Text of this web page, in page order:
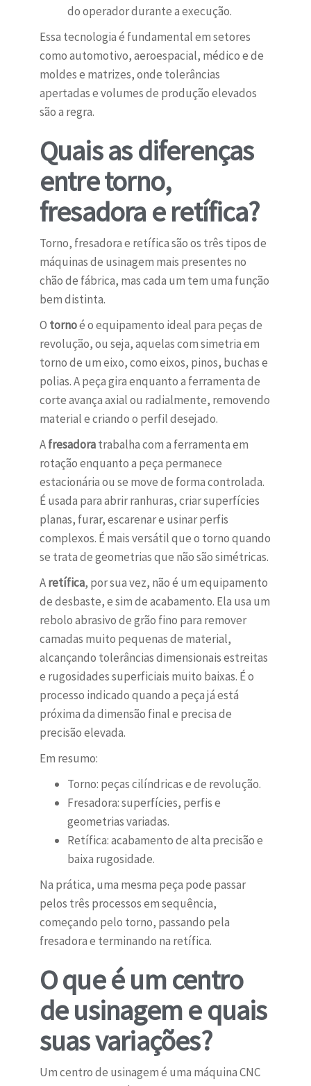
do operador durante a execução.
Essa tecnologia é fundamental em setores
como automotivo, aeroespacial, médico e de
moldes e matrizes, onde tolerâncias
apertadas e volumes de produção elevados
são a regra.
Quais as diferenças
entre torno,
fresadora e retífica?
Torno, fresadora e retífica são os três tipos de
máquinas de usinagem mais presentes no
chão de fábrica, mas cada um tem uma função
bem distinta.
O tornoé o equipamento ideal para peças de
revolução, ou seja, aquelas com simetria em
torno de um eixo, como eixos, pinos, buchas e
polias. A peça gira enquanto a ferramenta de
corte avança axial ou radialmente, removendo
material e criando o perfil desejado.
Afresadoratrabalha com a ferramenta em
rotação enquanto a peça permanece
estacionária ou se move de forma controlada.
É usada para abrir ranhuras, criar superfícies
planas, furar, escarenar e usinar perfis
complexos. É mais versátil que o torno quando
se trata de geometrias que não são simétricas.
Aretífica, por sua vez, não é um equipamento
de desbaste, e sim de acabamento. Ela usa um
rebolo abrasivo de grão fino para remover
camadas muito pequenas de material,
alcançando tolerâncias dimensionais estreitas
e rugosidades superficiais muito baixas. É o
processo indicado quando a peça já está
próxima da dimensão final e precisa de
precisão elevada.
Em resumo:
Torno: peças cilíndricas e de revolução.
Fresadora: superfícies, perfis e
geometrias variadas.
Retífica: acabamento de alta precisão e
baixa rugosidade.
Na prática, uma mesma peça pode passar
pelos três processos em sequência,
começando pelo torno, passando pela
fresadora e terminando na retífica.
O que é um centro
de usinagem e quais
suas variações?
Um centro de usinagem é uma máquina CNC